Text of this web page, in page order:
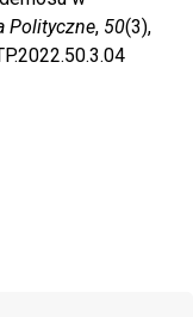
Polityczne, 50(3),